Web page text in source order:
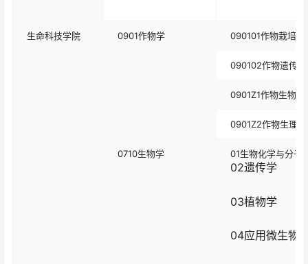
生命科技学院 0901作物学 090101作物栽培学
090102作物遗传
0901Z1作物生物技
0901Z2作物生理学
0710生物学 01生物化学与分子
02遗传学
03植物学
04应用微生物